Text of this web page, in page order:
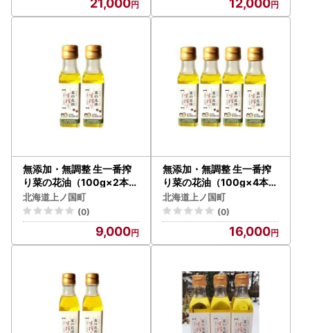
無添加・無調整 生一番搾
り菜の花油（100g×2本）
キザキノナタネ 菜種
無農薬 なたね油 手造り
コールドプレス オレイ
ン酸 調味料 北海道産
北海道上ノ国町
(0)
9,000
無添加・無調整 生一番搾
り菜の花油（100g×4本）
キザキノナタネ 菜種
無農薬 なたね油 手造り
コールドプレス オレイ
ン酸 調味料 北海道産
北海道上ノ国町
(0)
16,000